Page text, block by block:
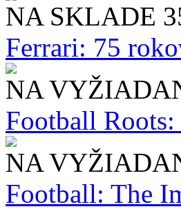
NA SKLADE
Ferrari: 75
NA
Football
NA
Football: The